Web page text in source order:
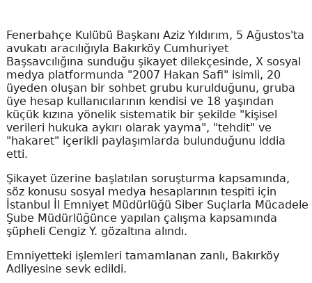
Fenerbahçe Kulübü Başkanı Aziz Yıldırım, 5 Ağustos'ta
avukatı aracılığıyla Bakırköy Cumhuriyet
Başsavcılığına sunduğu şikayet dilekçesinde, X sosyal
medya platformunda "2007 Hakan Safi" isimli, 20
üyeden oluşan bir sohbet grubu kurulduğunu, gruba
üye hesap kullanıcılarının kendisi ve 18 yaşından
küçük kızına yönelik sistematik bir şekilde "kişisel
verileri hukuka aykırı olarak yayma", "tehdit" ve
"hakaret" içerikli paylaşımlarda bulunduğunu iddia
etti.
Şikayet üzerine başlatılan soruşturma kapsamında,
söz konusu sosyal medya hesaplarının tespiti için
İstanbul İl Emniyet Müdürlüğü Siber Suçlarla Mücadele
Şube Müdürlüğünce yapılan çalışma kapsamında
şüpheli Cengiz Y. gözaltına alındı.
Emniyetteki işlemleri tamamlanan zanlı, Bakırköy
Adliyesine sevk edildi.